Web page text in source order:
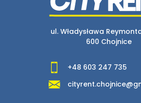
ul. Władysława
600 Chojnice
+48 603 247 735